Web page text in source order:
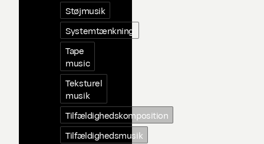
Støjmusik
Systemtænkning
Tape
music
Teksturel
musik
Tilfældighedskomposition
Tilfældighedsmusik